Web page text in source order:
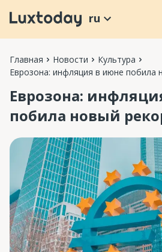
ru
Главная Новости
Культура
Еврозона: инфляция в июне побила
Еврозона:
побила новый